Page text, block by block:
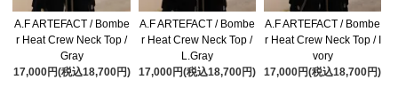
A.F ARTEFACT / Bombe
r Heat Crew Neck Top /
Gray
17,000円(税込18,700円)
A.F ARTEFACT / Bombe
r Heat Crew Neck Top /
L.Gray
17,000円(税込18,700円)
A.F ARTEFACT / Bombe
r Heat Crew Neck Top / I
vory
17,000円(税込18,700円)